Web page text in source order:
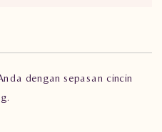
dengan sepasan cincin